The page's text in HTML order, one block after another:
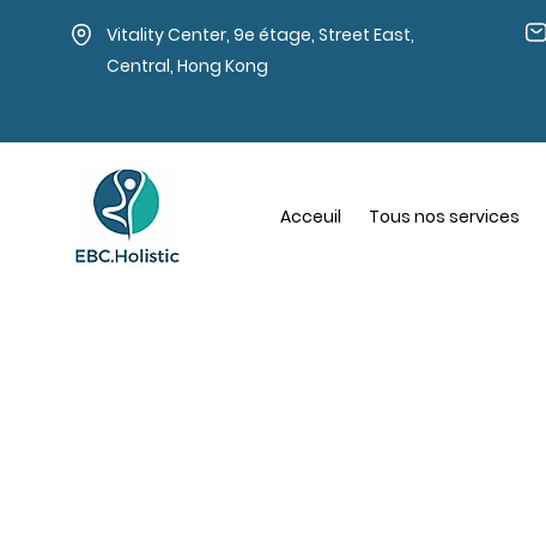
Vitality Center, 9e étage, Street East,
Central, Hong Kong
Acceuil Tous nos services